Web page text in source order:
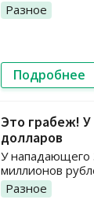
Разное
Подробнее
Это грабеж! У
долларов
У нападающего
миллионов
Разное